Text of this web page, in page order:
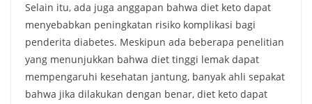
Selain itu, ada juga anggapan bahwa diet keto dapat
menyebabkan peningkatan risiko komplikasi bagi
penderita diabetes. Meskipun ada beberapa penelitian
yang menunjukkan bahwa diet tinggi lemak dapat
mempengaruhi kesehatan jantung, banyak ahli sepakat
bahwa jika dilakukan dengan benar, diet keto dapat